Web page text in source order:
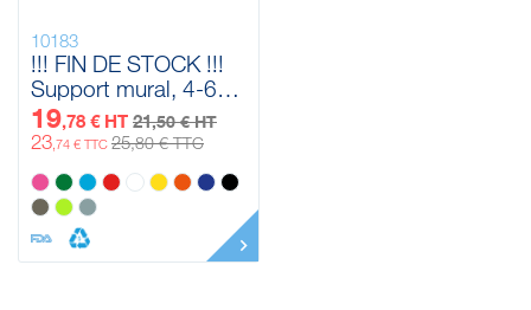
10183
!!! FIN DE STOCK !!!
Support mural, 4-6
Produits Vikan, 395
mm
19,78 € HT 21,50 € HT
23,74 € TTC 25,80 € TTC